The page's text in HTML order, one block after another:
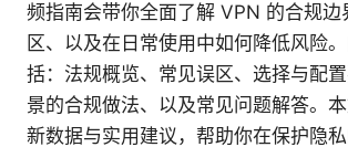
频指南会带你全面了解 VPN 的合规边
区、以及在日常使用中如何降低风险
括：法规概览、常见误区、选择与配
景的合规做法、以及常见问题解答。
新数据与实用建议，帮助你在保护隐